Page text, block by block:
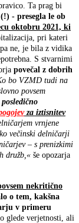
Ta prag bi
- presegla le ob
oktobru 2021, ki
pri kateri
ne, je bila z vidika
S stvarnimi
povečal z dobrih
bo VZMD tudi na
povsem
posledično
za iztisnitev
vrnjene
večinski delničarji
– s prenizkimi
družb,« še opozarja
nekritično
o tem, kakšna
v primeru
glede verjetnosti, ali